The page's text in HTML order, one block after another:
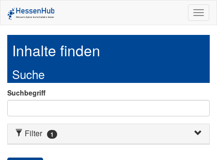
Inhalte finden
Suche
Suchbegriff
Filter 1